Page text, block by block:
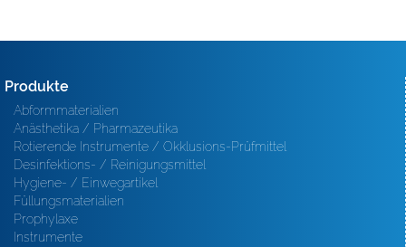
Produkte
Abformmaterialien
Anästhetika / Pharmazeutika
Rotierende Instrumente / Okklusions-Prüfmittel
Desinfektions- / Reinigungsmittel
Hygiene- / Einwegartikel
Füllungsmaterialien
Prophylaxe
Instrumente